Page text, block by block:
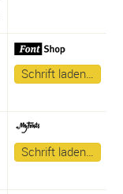
Schrift laden…
Schrift laden…